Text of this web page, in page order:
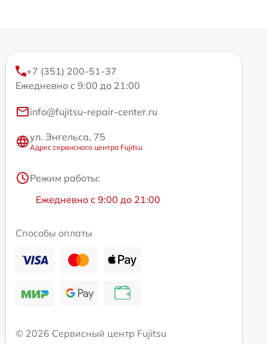
+7 (351) 200-51-37
Ежедневно с 9:00 до 21:00
info@fujitsu-repair-center.ru
ул. Энгельса, 75
Адрес сервисного центра Fujitsu
Режим работы:
Ежедневно с 9:00 до 21:00
Способы оплаты
© 2026 Сервисный центр Fujitsu